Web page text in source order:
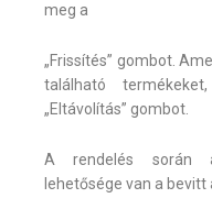
meg a
„Frissítés” gombot.
található
„Eltávolítás” gombot.
A rendelés során
lehetősége van a